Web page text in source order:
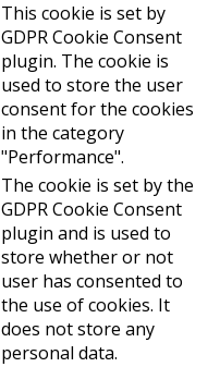
This cookie is set by
GDPR Cookie Consent
plugin. The cookie is
used to store the user
consent for the cookies
in the category
"Performance".
The cookie is set by the
GDPR Cookie Consent
plugin and is used to
store whether or not
user has consented to
the use of cookies. It
does not store any
personal data.